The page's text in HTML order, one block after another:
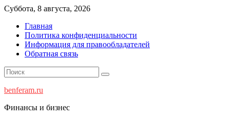
Перейти
содержимому
Суббота, 8 августа, 2026
Главная
Политика конфиденциальности
Информация для правообладателей
Обратная связь
benferam.ru
Финансы и бизнес